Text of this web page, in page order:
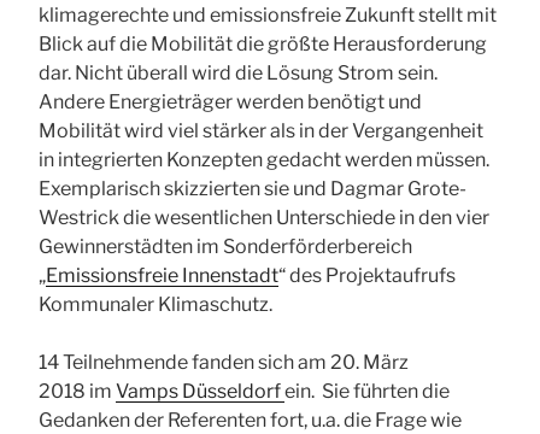
klimagerechte und emissionsfreie Zukunft stellt mit
Blick auf die Mobilität die größte Herausforderung
dar. Nicht überall wird die Lösung Strom sein.
Andere Energieträger werden benötigt und
Mobilität wird viel stärker als in der Vergangenheit
in integrierten Konzepten gedacht werden müssen.
Exemplarisch skizzierten sie und Dagmar Grote-
Westrick die wesentlichen Unterschiede in den vier
Gewinnerstädten im Sonderförderbereich
„Emissionsfreie Innenstadt“ des Projektaufrufs
Kommunaler Klimaschutz.
14 Teilnehmende fanden sich am 20. März
2018 im Vamps Düsseldorfein. Sie führten die
Gedanken der Referenten fort, u.a. die Frage wie